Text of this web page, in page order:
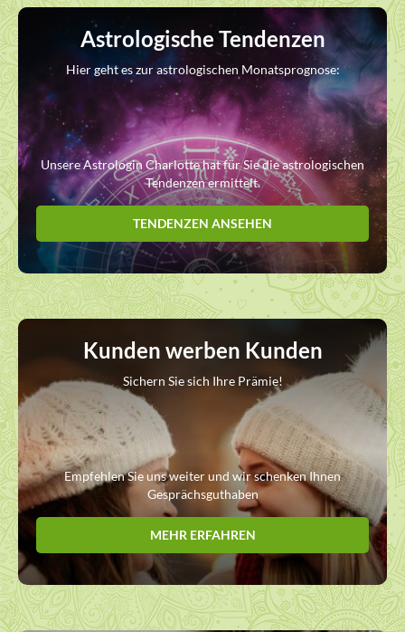
Astrologische Tendenzen
Hier geht es zur astrologischen Monatsprognose:
Unsere Astrologin Charlotte hat für Sie die astrologischen
Tendenzen ermittelt.
TENDENZEN ANSEHEN
Kunden werben Kunden
Sichern Sie sich Ihre Prämie!
Empfehlen Sie uns weiter und wir schenken Ihnen
Gesprächsguthaben
MEHR ERFAHREN